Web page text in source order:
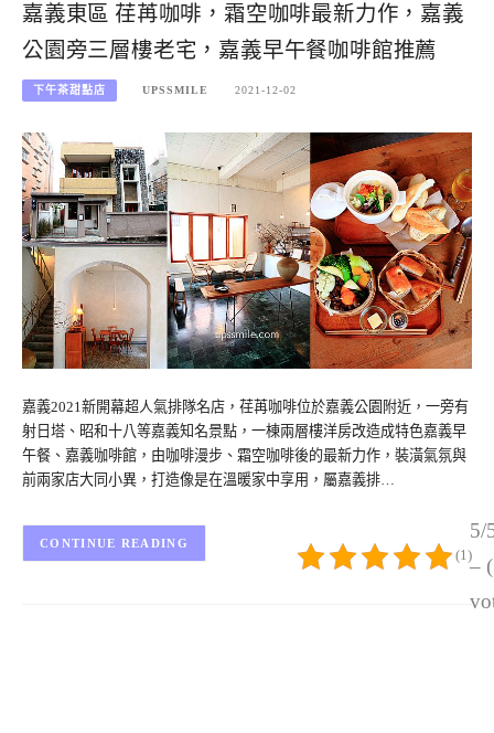
嘉義東區 荏苒咖啡，霜空咖啡最新力作，嘉義
公園旁三層樓老宅，嘉義早午餐咖啡館推薦
下午茶甜點店 UPSSMILE 2021-12-02
嘉義2021新開幕超人氣排隊名店，荏苒咖啡位於嘉義公園附近，一旁有
射日塔、昭和十八等嘉義知名景點，一棟兩層樓洋房改造成特色嘉義早
午餐、嘉義咖啡館，由咖啡漫步、霜空咖啡後的最新力作，裝潢氣氛與
前兩家店大同小異，打造像是在溫暖家中享用，屬嘉義排…
5/
–
(1)
CONTINUE READING